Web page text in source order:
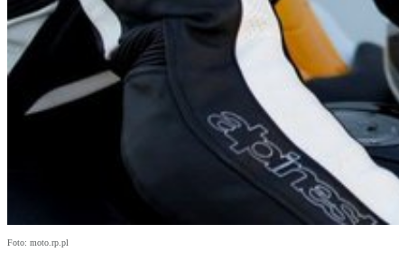
Foto: moto.rp.pl